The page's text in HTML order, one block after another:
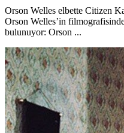
Orson Welles elbette Citizen
Orson Welles’in
bulunuyor: Orson ...